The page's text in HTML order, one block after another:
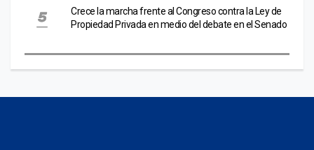
Crece la marcha frente al Congreso contra la Ley de
Propiedad Privada en medio del debate en el Senado